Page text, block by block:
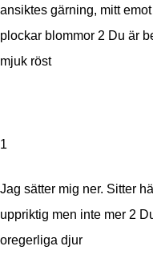
ansiktes gärning, mitt
plockar blommor 2 Du är
mjuk röst
1
Jag sätter mig ner. Sitter
uppriktig men inte mer 2
oregerliga djur